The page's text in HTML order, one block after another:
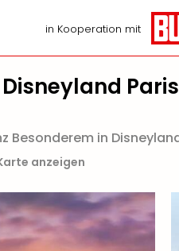
in Kooperation mit
Besonderem in
anzeigen